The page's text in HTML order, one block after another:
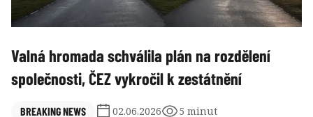
Valná hromada schválila plán na rozdělení
společnosti, ČEZ vykročil k zestátnění
BREAKING NEWS 02.06.2026 5 minut